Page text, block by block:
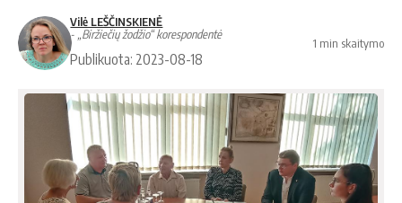
Vilė LEŠČINSKIENĖ
- „Biržiečių žodžio“ korespondentė
Publikuota: 2023-08-18
1 min skaitymo